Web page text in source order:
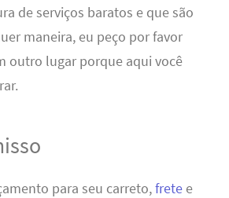
de serviços baratos e que são
maneira, eu peço por favor
outro lugar porque aqui você
para seu carreto,fretee